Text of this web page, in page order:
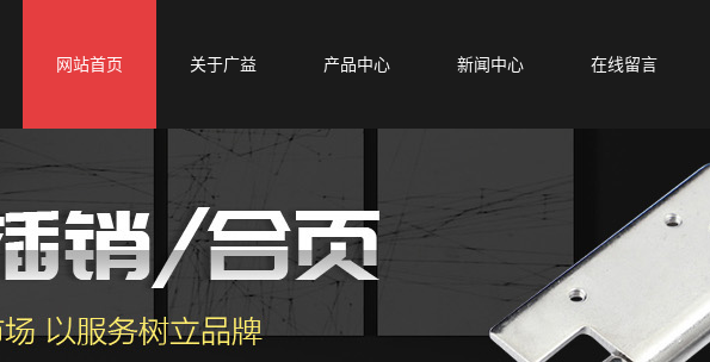
网站首页 关于广益 产品中心 新闻中心 在线留言